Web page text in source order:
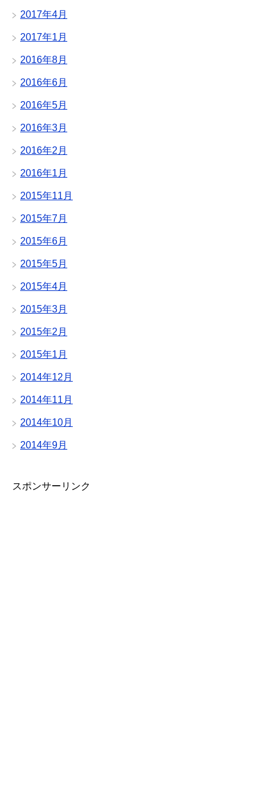
2017年4月
2017年1月
2016年8月
2016年6月
2016年5月
2016年3月
2016年2月
2016年1月
2015年11月
2015年7月
2015年6月
2015年5月
2015年4月
2015年3月
2015年2月
2015年1月
2014年12月
2014年11月
2014年10月
2014年9月
スポンサーリンク